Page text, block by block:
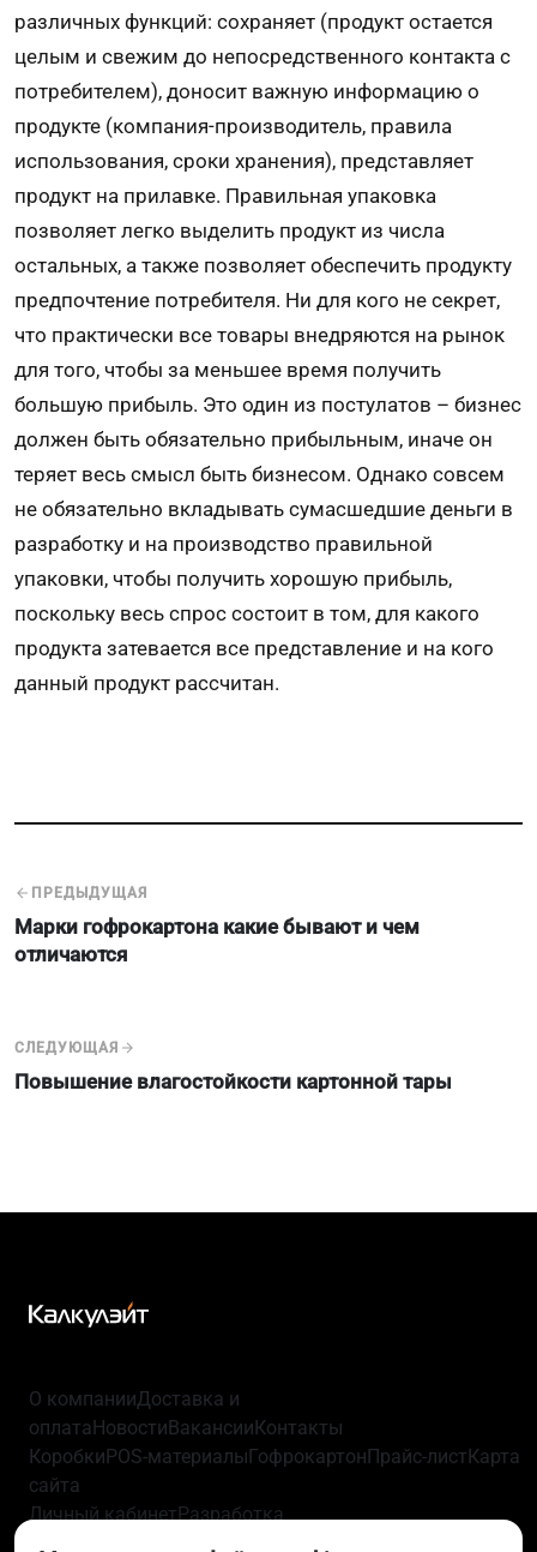
различных функций: сохраняет (продукт остается
целым и свежим до непосредственного контакта с
потребителем), доносит важную информацию о
продукте (компания-производитель, правила
использования, сроки хранения), представляет
продукт на прилавке. Правильная упаковка
позволяет легко выделить продукт из числа
остальных, а также позволяет обеспечить продукту
предпочтение потребителя. Ни для кого не секрет,
что практически все товары внедряются на рынок
для того, чтобы за меньшее время получить
большую прибыль. Это один из постулатов – бизнес
должен быть обязательно прибыльным, иначе он
теряет весь смысл быть бизнесом. Однако совсем
не обязательно вкладывать сумасшедшие деньги в
разработку и на производство правильной
упаковки, чтобы получить хорошую прибыль,
поскольку весь спрос состоит в том, для какого
продукта затевается все представление и на кого
данный продукт рассчитан.
ПРЕДЫДУЩАЯ
Марки гофрокартона какие бывают и чем
отличаются
СЛЕДУЮЩАЯ
Повышение влагостойкости картонной тары
О компанииДоставка и
оплата Новости Вакансии Контакты
Коробки POS-материалы Гофрокартон Прайс-лист Карта
сайта
Личный кабинетРазработка